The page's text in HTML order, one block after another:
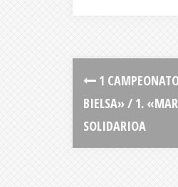
1
BIELSA» / 1.